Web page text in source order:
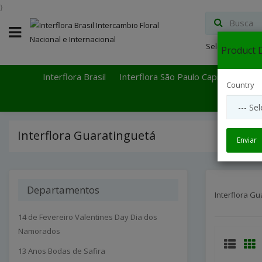
Select
Interflora Brasil Interflora São Paulo Capital
Interflora Guaratinguetá
Departamentos
14 de Fevereiro Valentines Day Dia dos
Namorados
13 Anos Bodas de Safira
Interflora
}
Product
Country
Enviar